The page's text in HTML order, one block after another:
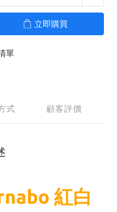
立即購買
單
式 顧客評價
紅白